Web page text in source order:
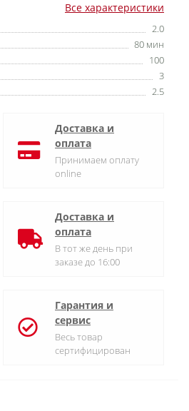
Все характеристики
2.0
80 мин
100
3
2.5
Доставка и
оплата
Принимаем оплату
online
Доставка и
оплата
В тот же день при
заказе до 16:00
Гарантия и
сервис
Весь товар
сертифицирован